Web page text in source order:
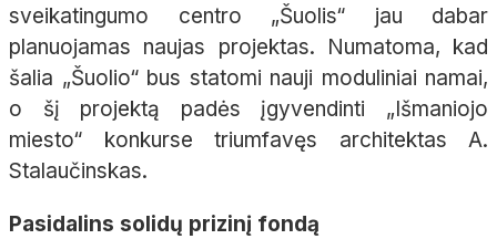
sveikatingumo centro „Šuolis“ jau dabar
planuojamas naujas projektas. Numatoma, kad
šalia „Šuolio“ bus statomi nauji moduliniai namai,
o šį projektą padės įgyvendinti „Išmaniojo
miesto“ konkurse triumfavęs architektas A.
Stalaučinskas.
Pasidalins solidų prizinį fondą